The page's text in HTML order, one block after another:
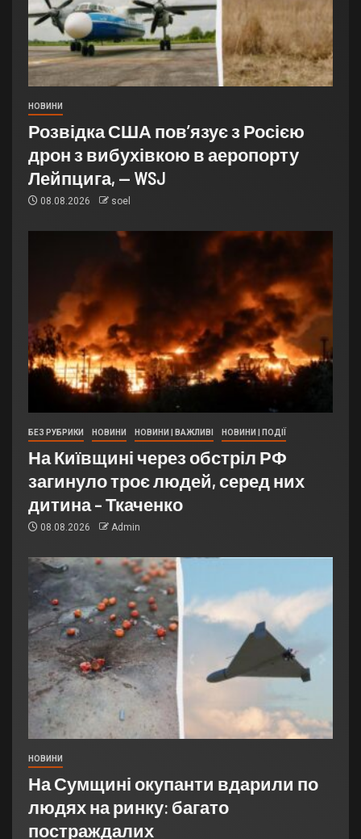
НОВИНИ
Розвідка США пов’язує з Росією
дрон з вибухівкою в аеропорту
Лейпцига, — WSJ
08.08.2026 soel
БЕЗ РУБРИКИ НОВИНИ НОВИНИ | ВАЖЛИВІ НОВИНИ | ПОДІЇ
На Київщині через обстріл РФ
загинуло троє людей, серед них
дитина – Ткаченко
08.08.2026 Admin
НОВИНИ
На Сумщині окупанти вдарили по
людях на ринку: багато
постраждалих